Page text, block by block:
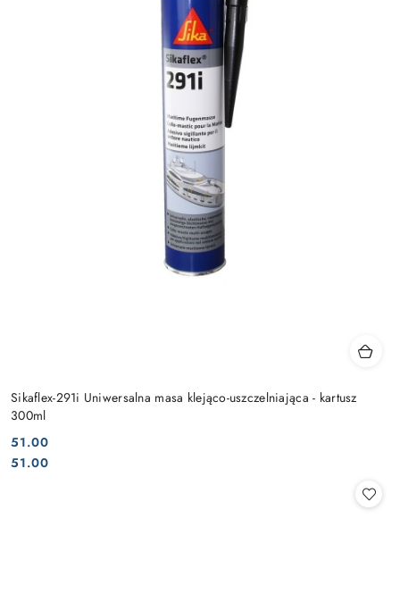
Sikaflex-291i Uniwersalna masa klejąco-uszczelniająca - kartusz
300ml
Cena:
51.00
Cena:
51.00